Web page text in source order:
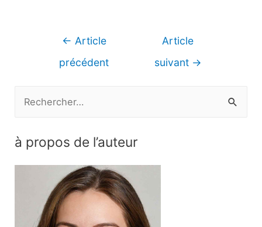
Navigation
← Article
précédent
Article
suivant →
h
à propos de l’auteur